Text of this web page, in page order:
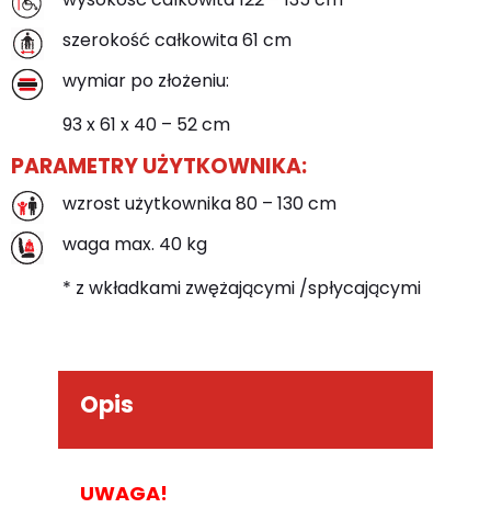
szerokość całkowita 61 cm
wymiar po złożeniu:
93 x 61 x 40 – 52 cm
PARAMETRY UŻYTKOWNIKA:
wzrost użytkownika 80 – 130 cm
waga max. 40 kg
* z wkładkami zwężającymi /spłycającymi
Opis
UWAGA!